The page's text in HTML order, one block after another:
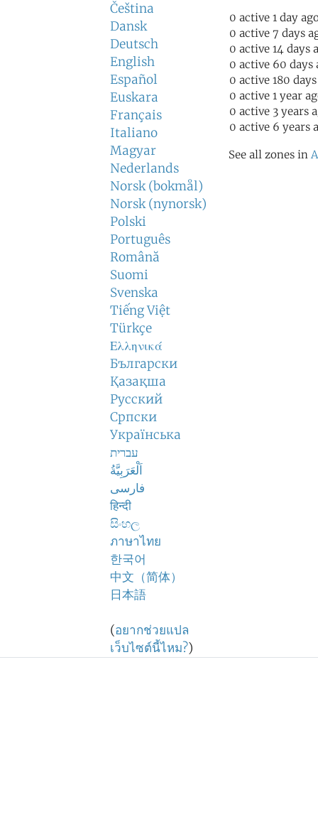
Čeština
Dansk
Deutsch
English
Español
Euskara
Français
Italiano
Magyar
Nederlands
Norsk (bokmål)
Norsk (nynorsk)
Polski
Português
Română
Suomi
Svenska
Tiếng Việt
Türkçe
Ελληνικά
Български
Қазақша
Русский
Српски
Українська
עברית
اَلْعَرَبِيَّةُ
فارسی
हिन्दी
සිංහල
ภาษาไทย
한국어
中文（简体）
日本語
(อยากช่วยแปล
เว็บไซต์นี้ไหม?)
0 active 1 day
0 active 7 days
0 active 14 days
0 active 60 days
0 active 180
0 active 1 year
0 active 3 years
0 active 6 years
See all zones in